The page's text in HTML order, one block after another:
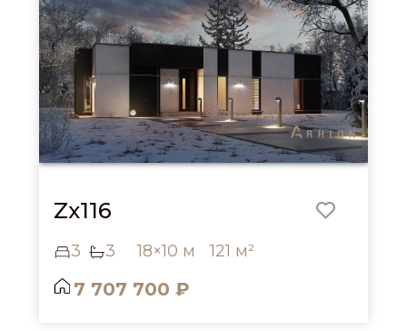
Zx116
3 3 18×10 м 121 м²
7 707 700 ₽